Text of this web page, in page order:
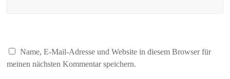
Name, E-Mail-Adresse und Website in diesem Browser für
meinen nächsten Kommentar speichern.